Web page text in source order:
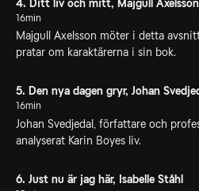
4. Ditt liv och mitt, Majgull Axelsson
16min
Majgull Axelsson möter i detta
pratar om karaktärerna i sin bok.
5. Den nya dagen gryr, Johan
16min
Johan Svedjedal, författare och
analyserat Karin Boyes liv.
6. Just nu är jag här, Isabelle Ståhl